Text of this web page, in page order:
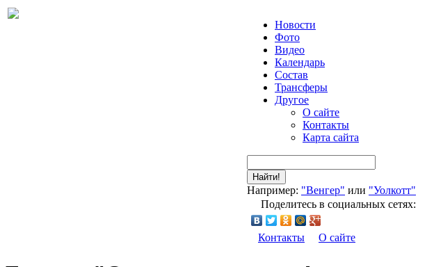
Новости
Фото
Видео
Календарь
Состав
Трансферы
Другое
О сайте
Контакты
Карта сайта
Найти!
Например: "Венгер" или "Уолкотт"
Поделитесь в социальных сетях:
Контакты О сайте